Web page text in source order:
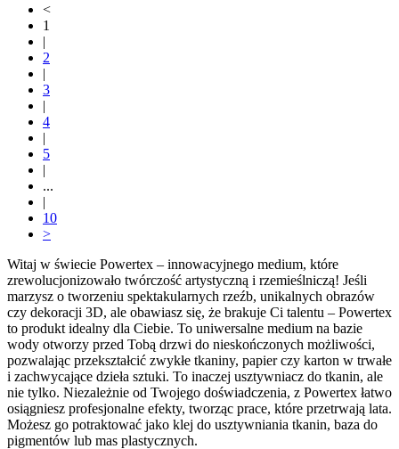
<
1
|
2
|
3
|
4
|
5
|
...
|
10
>
Witaj w świecie Powertex – innowacyjnego medium, które
zrewolucjonizowało twórczość artystyczną i rzemieślniczą! Jeśli
marzysz o tworzeniu spektakularnych rzeźb, unikalnych obrazów
czy dekoracji 3D, ale obawiasz się, że brakuje Ci talentu – Powertex
to produkt idealny dla Ciebie. To uniwersalne medium na bazie
wody otworzy przed Tobą drzwi do nieskończonych możliwości,
pozwalając przekształcić zwykłe tkaniny, papier czy karton w trwałe
i zachwycające dzieła sztuki. To inaczej usztywniacz do tkanin, ale
nie tylko. Niezależnie od Twojego doświadczenia, z Powertex łatwo
osiągniesz profesjonalne efekty, tworząc prace, które przetrwają lata.
Możesz go potraktować jako klej do usztywniania tkanin, baza do
pigmentów lub mas plastycznych.